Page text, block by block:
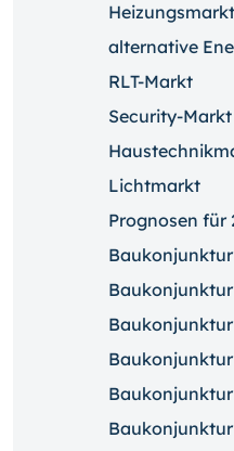
Heizungsmarkt
alternative
RLT-Markt
Security-Markt
Lichtmarkt
Prognosen für
Baukonjunktur
Baukonjunktur
Baukonjunktur